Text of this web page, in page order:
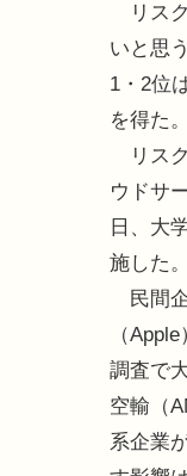
リス
いと思
1・2位
を得た。
リス
ウドサ
日、大
施した
民間
（
調査で
空輸（
系企業